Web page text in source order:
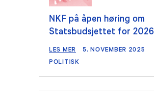
NKF på åpen høring om
Statsbudsjettet for 2026
LES MER
5. NOVEMBER 2025
POLITISK